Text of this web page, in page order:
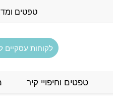
טפטים
לקוחות עסקיים
טפטים וחיפויי קיר